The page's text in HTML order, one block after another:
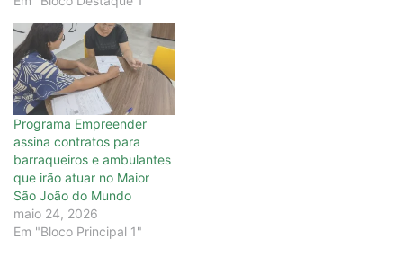
Programa Empreender
assina contratos para
barraqueiros e ambulantes
que irão atuar no Maior
São João do Mundo
maio 24, 2026
Em "Bloco Principal 1"